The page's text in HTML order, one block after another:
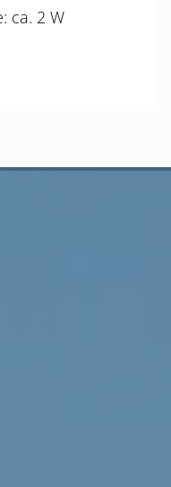
ca. 2 W